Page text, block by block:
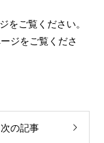
をご覧ください。
ジをご覧くださ
次の記事